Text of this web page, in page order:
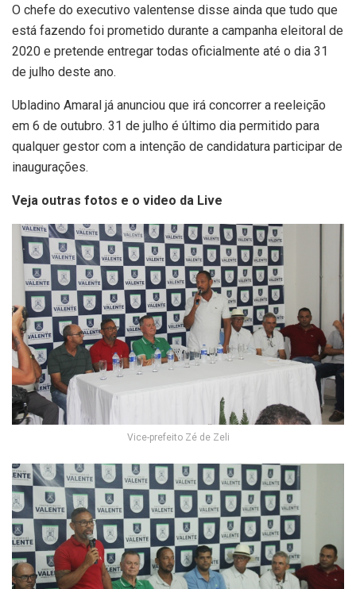
O chefe do executivo valentense disse ainda que tudo que
está fazendo foi prometido durante a campanha eleitoral de
2020 e pretende entregar todas oficialmente até o dia 31
de julho deste ano.
Ubladino Amaral já anunciou que irá concorrer a reeleição
em 6 de outubro. 31 de julho é último dia permitido para
qualquer gestor com a intenção de candidatura participar de
inaugurações.
Veja outras fotos e o video da Live
Vice-prefeito Zé de Zeli